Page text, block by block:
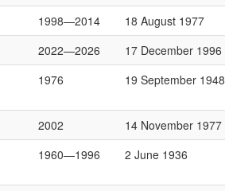
1998—2014 18 August 1977
2022—2026 17 December 1996
1976 19 September 1948
2002 14 November 1977
1960—1996 2 June 1936